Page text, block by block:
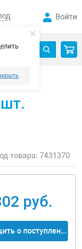
Войти
товара: 7431370
руб.
Сообщить о поступлении